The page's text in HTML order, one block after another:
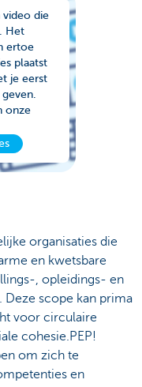
video die
Het
ertoe
plaatst
je eerst
onze
organisaties die
en kwetsbare
, opleidings- en
scope kan prima
voor circulaire
cohesie.PEP!
om zich te
en